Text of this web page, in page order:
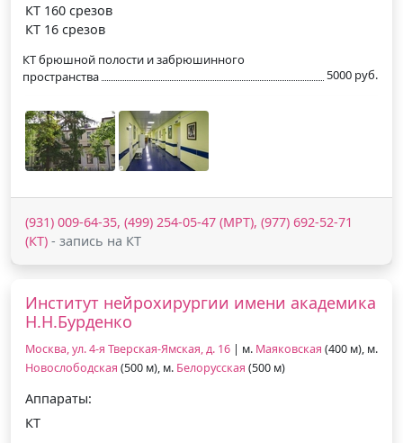
КТ 160 срезов
КТ 16 срезов
КТ брюшной полости и забрюшинного
пространства
5000 руб.
(931) 009-64-35, (499) 254-05-47 (МРТ), (977) 692-52-71
(КТ) - запись на КТ
Институт нейрохирургии имени академика
Н.Н.Бурденко
Москва, ул. 4-я Тверская-Ямская, д. 16 | м. Маяковская (400 м), м.
Новослободская (500 м), м. Белорусская (500 м)
Аппараты:
КТ